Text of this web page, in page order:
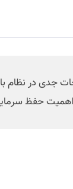
جدی در
حفظ